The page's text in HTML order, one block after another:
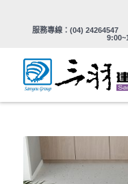
服務專線：(04) 24264547